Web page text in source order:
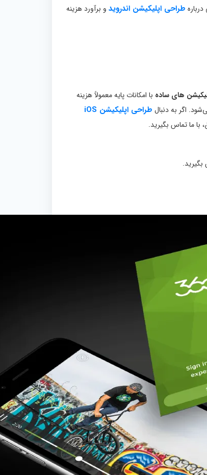
طراحی اپلیکیشن اندروید و برآورد هزینه
های ساده با امکانات پایه معمولاً هزینه
اگر به دنبال طراحی اپلیکیشن iOS
با ما تماس بگیرید.
بگیرید.